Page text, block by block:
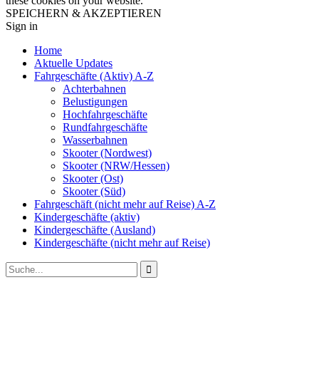
SPEICHERN & AKZEPTIEREN
Sign in
Home
Aktuelle Updates
Fahrgeschäfte (Aktiv) A-Z
Achterbahnen
Belustigungen
Hochfahrgeschäfte
Rundfahrgeschäfte
Wasserbahnen
Skooter (Nordwest)
Skooter (NRW/Hessen)
Skooter (Ost)
Skooter (Süd)
Fahrgeschäft (nicht mehr auf Reise) A-Z
Kindergeschäfte (aktiv)
Kindergeschäfte (Ausland)
Kindergeschäfte (nicht mehr auf Reise)